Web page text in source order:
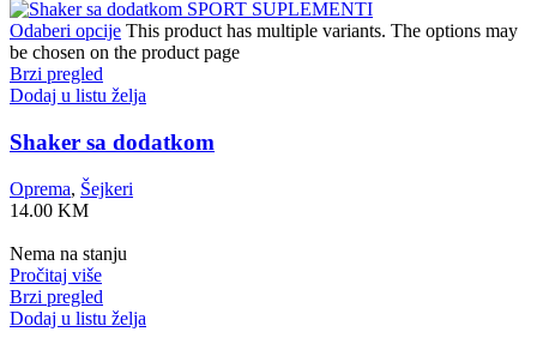
Odaberi opcije This product has multiple variants. The options may
be chosen on the product page
Brzi pregled
Dodaj u listu želja
Shaker sa dodatkom
Oprema, Šejkeri
14.00 KM
Nema na stanju
Pročitaj više
Brzi pregled
Dodaj u listu želja